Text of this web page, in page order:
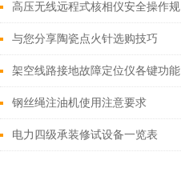
高压无线远程式核相仪安全操作规
程
与您分享陶瓷点火针选购技巧
架空线路接地故障定位仪各键功能
之解释
钢丝绳注油机使用注意要求
电力四级承装修试设备一览表